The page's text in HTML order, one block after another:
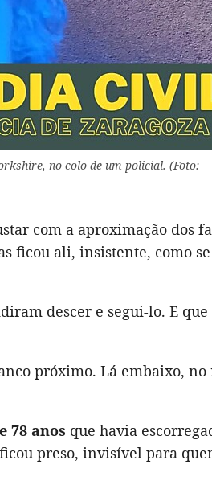
no colo de um policial. (Foto:
com a aproximação dos
ficou ali, insistente, como
descer e segui-lo. E que
próximo. Lá embaixo, no
78 anos que havia
preso, invisível para